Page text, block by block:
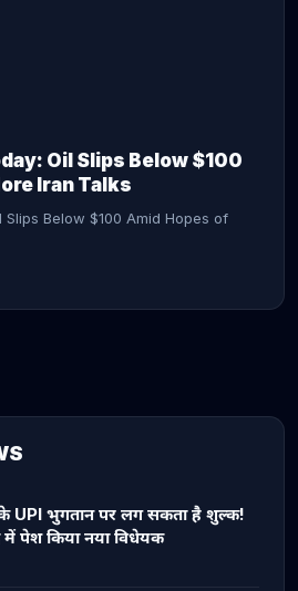
Oil Slips Below $100
Iran Talks
Below $100 Amid Hopes of
UPI भुगतान पर लग सकता है शुल्क!
पेश किया नया विधेयक